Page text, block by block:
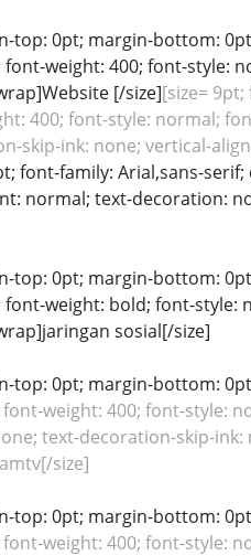
top: 0pt; margin-bottom:
weight: 400; font-style:
[/size][size=
400; font-style: normal;
skip-ink: none; vertical-
font-family: Arial,sans-
normal; text-decoration:
top: 0pt; margin-bottom:
weight: bold; font-
sosial[/size]
top: 0pt; margin-bottom:
weight: 400; font-style:
text-decoration-skip-
size]
top: 0pt; margin-bottom:
weight: 400; font-style: